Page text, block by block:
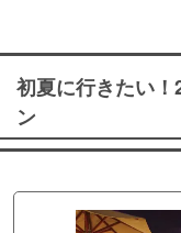
初夏に行きたい
ン